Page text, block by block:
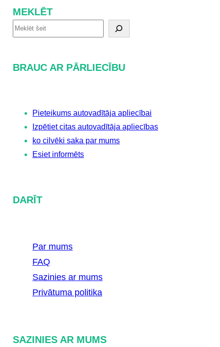
MEKLĒT
M
lBRAUC AR PĀRLIECĪBU
Pieteikums autovadītāja apliecībai
Izpētiet citas autovadītāja apliecības
ko cilvēki saka par mums
Esiet informēts
DARĪT
Par mums
FAQ
Sazinies ar mums
Privātuma politika
SAZINIES AR MUMS